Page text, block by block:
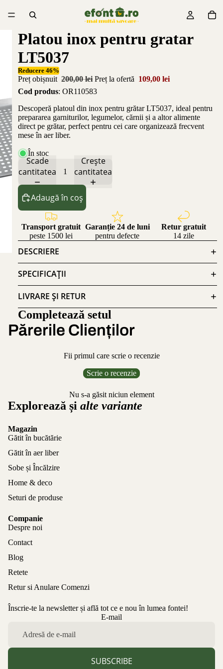
Platou inox pentru gratar
LT5037
Reducere 46%
Preț obișnuit 200,00 lei Preț la ofertă 109,00 lei
Cod produs: OR110583
Descoperă platoul din inox pentru grătar LT5037, ideal pentru
prepararea garniturilor, legumelor, cărnii și a altor alimente
direct pe grătar, perfect pentru cei care organizează frecvent
mese în aer liber.
În stoc
Scade
cantitatea
Crește
cantitatea
Adaugă în coș
Transport gratuit
peste 1500 lei
Garanție 24 de luni
pentru defecte
Retur gratuit
14 zile
DESCRIERE
SPECIFICAȚII
LIVRARE ȘI RETUR
Completează setul
Părerile Clienților
Fii primul care scrie o recenzie
Scrie o recenzie
Nu s-a găsit niciun element
Explorează și alte variante
Magazin
Gătit în bucătărie
Gătit în aer liber
Sobe și Încălzire
Home & deco
Seturi de produse
Companie
Despre noi
Contact
Blog
Retete
Retur si Anulare Comenzi
Înscrie-te la newsletter și află tot ce e nou în lumea fontei!
E-mail
SUBSCRIBE
Politica de confidențialitate